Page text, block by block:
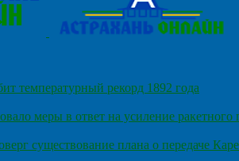
температурный рекорд 1892 года
меры в ответ на усиление ракетного
существование плана о передаче